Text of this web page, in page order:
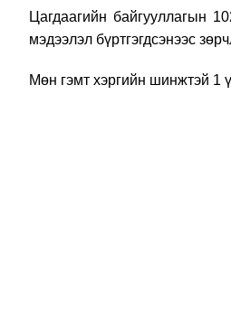
Цагдаагийн байгууллагын
мэдээлэл бүртгэгдсэнээс
Мөн гэмт хэргийн шинжтэй 1